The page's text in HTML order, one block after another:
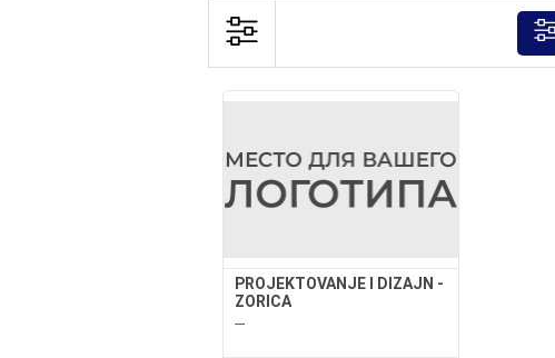
PROJEKTOVANJE I DIZAJN -
ZORICA
---